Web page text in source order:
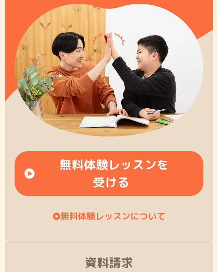
無料体験レッスンを
受ける
無料体験レッスンについて
資料請求